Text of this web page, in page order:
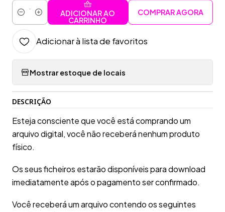
Quantidade
ADICIONAR AO
CARRINHO
COMPRAR AGORA
Adicionar à lista de favoritos
Mostrar estoque de locais
DESCRIÇÃO
Esteja consciente que você está comprando um
arquivo digital, você não receberá nenhum produto
físico.
Os seus ficheiros estarão disponíveis para download
imediatamente após o pagamento ser confirmado.
Você receberá um arquivo contendo os seguintes